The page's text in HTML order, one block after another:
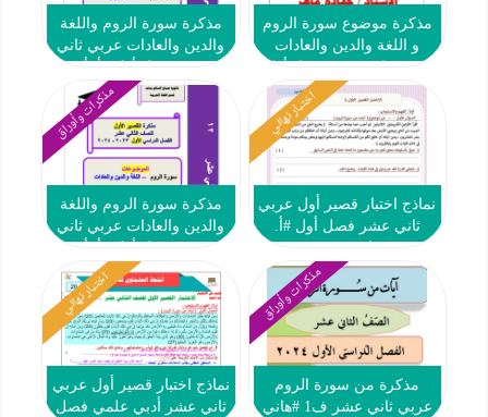
مذكرة موضوع سورة الروم
و اللغة والدين والعادات
#أ. حمادة ماهر2023-2024
مذكرة سورة الروم واللغة
والدين والعادات عربي ثاني
الخير2023 2024
اختبار نهائي
نماذج اختبار قصير أول عربي
ثاني عشر فصل أول #أ.
مذكرات وأوراق
مذكرة سورة الروم واللغة
والدين والعادات عربي ثاني
الخير2023 2024
مذكرات وأوراق
مذكرة من سورة الروم
عربي ثاني عشر ف1 #هاني
اختبار نهائي
نماذج اختبار قصير أول عربي
ثاني عشر أدبي علمي فصل